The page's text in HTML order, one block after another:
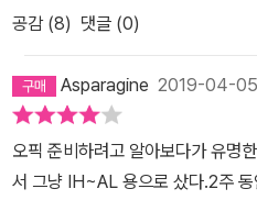
공감 (8) 댓글 (0)
Asparagine 2019-04-05
오픽 준비하려고 알아보다가 유명
서 그냥 IH~AL 용으로 샀다.2주